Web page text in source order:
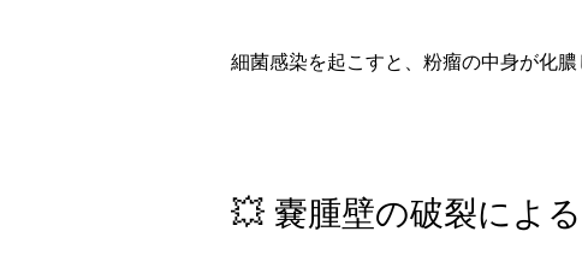
細菌感染を起こすと、粉瘤の中身が化
💥 嚢腫壁の破裂によ